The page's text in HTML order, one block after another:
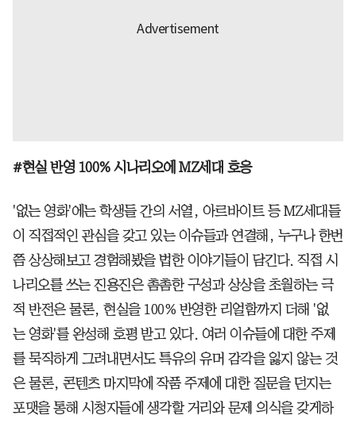
#현실 반영 100% 시나리오에 MZ세대 호응
'없는 영화'에는 학생들 간의 서열, 아르바이트 등 MZ세대들
이 직접적인 관심을 갖고 있는 이슈들과 연결해, 누구나 한번
쯤 상상해보고 경험해봤을 법한 이야기들이 담긴다. 직접 시
나리오를 쓰는 진용진은 촘촘한 구성과 상상을 초월하는 극
적 반전은 물론, 현실을 100% 반영한 리얼함까지 더해 '없
는 영화'를 완성해 호평 받고 있다. 여러 이슈들에 대한 주제
를 묵직하게 그려내면서도 특유의 유머 감각을 잃지 않는 것
은 물론, 콘텐츠 마지막에 작품 주제에 대한 질문을 던지는
포맷을 통해 시청자들에 생각할 거리와 문제 의식을 갖게하